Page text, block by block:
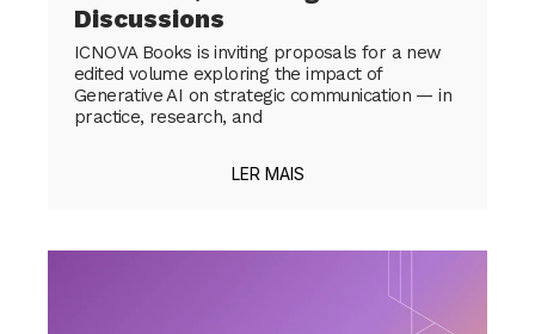
Discussions
ICNOVA Books is inviting proposals for a new
edited volume exploring the impact of
Generative AI on strategic communication — in
practice, research, and
LER MAIS